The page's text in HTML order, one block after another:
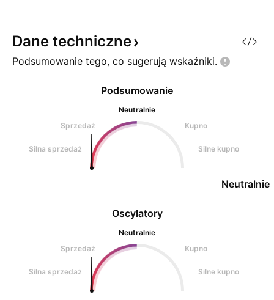
Dane techniczne
Podsumowanie tego, co sugerują wskaźniki.
Oscylatory
Neutralnie
Sprzedaż
Kupno
Silna sprzedaż Silne kupno
Podsumowanie
Neutralnie
Sprzedaż
Kupno
Silna sprzedaż Silne kupno
Neutralnie